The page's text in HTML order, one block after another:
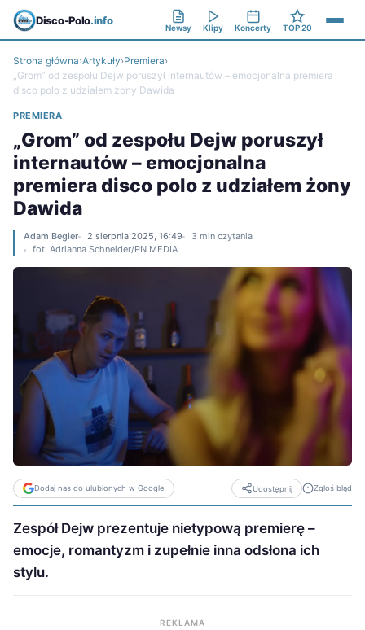
Disco-Polo.info
Newsy Klipy Koncerty TOP 20
Strona główna›Artykuły›Premiera›
„Grom” od zespołu Dejw poruszył internautów – emocjonalna premiera
disco polo z udziałem żony Dawida
PREMIERA
„Grom” od zespołu Dejw poruszył
internautów – emocjonalna
premiera disco polo z udziałem żony
Dawida
Adam Begier 2 sierpnia 2025, 16:49
3 min czytania
fot. Adrianna Schneider/PN MEDIA
Dodaj nas do ulubionych w Google Udostępnij Zgłoś błąd
Zespół Dejw prezentuje nietypową premierę –
emocje, romantyzm i zupełnie inna odsłona ich
stylu.
REKLAMA